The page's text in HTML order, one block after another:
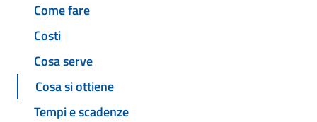
Come fare
Costi
Cosa serve
Cosa si ottiene
Tempi e scadenze